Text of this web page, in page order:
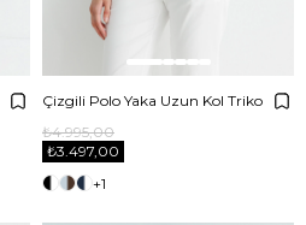
Çizgili Polo Yaka Uzun Kol Triko
₺3.497,00
₺4.995,00
+1